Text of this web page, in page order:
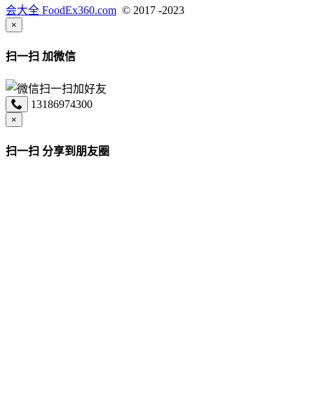
会大全 FoodEx360.com © 2017 -2023
×
扫一扫 加微信
13186974300
×
扫一扫 分享到朋友圈